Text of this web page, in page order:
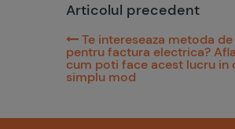
Articolul precedent
Te intereseaza metoda
pentru factura electrica?
cum poti face acest lucru in
simplu mod